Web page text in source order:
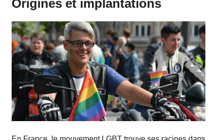
Origines et implantations